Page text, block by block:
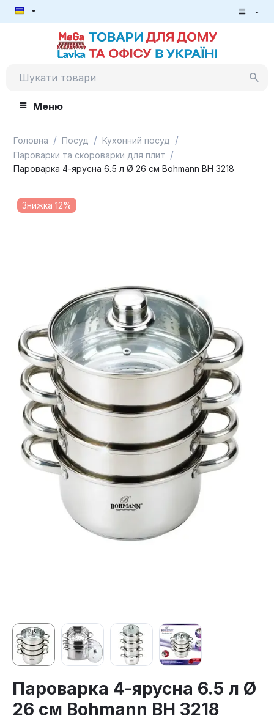
Меню
Головна / Посуд / Кухонний посуд /
Пароварки та скороварки для плит /
Пароварка 4-ярусна 6.5 л Ø 26 см Bohmann BH 3218
Знижка 12%
Пароварка 4-ярусна 6.5 л Ø
26 см Bohmann BH 3218